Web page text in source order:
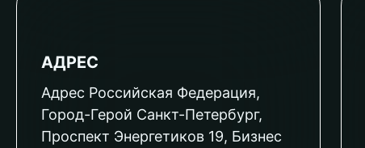
АДРЕС
Адрес Российская Федерация,
Город-Герой Санкт-Петербург,
Проспект Энергетиков 19, Бизнес